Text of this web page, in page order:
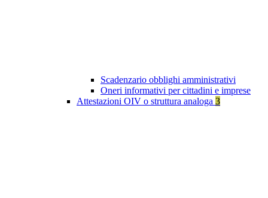
Scadenzario obblighi amministrativi
Oneri informativi per cittadini e imprese
Attestazioni OIV o struttura analoga 3